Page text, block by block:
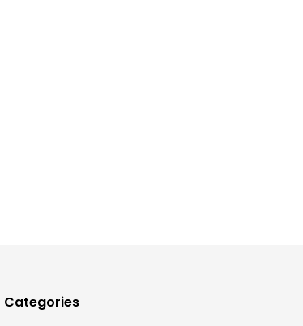
Categories